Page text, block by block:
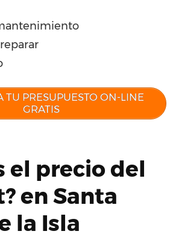
TU PRESUPUESTO ON-LINE
GRATIS
el precio del
en Santa
la Isla